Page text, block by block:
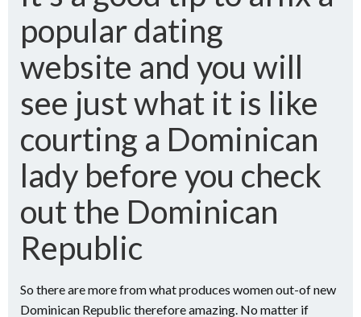
popular dating
website and you will
see just what it is like
courting a Dominican
lady before you check
out the Dominican
Republic
So there are more from what produces women out-of new
Dominican Republic therefore amazing. No matter if